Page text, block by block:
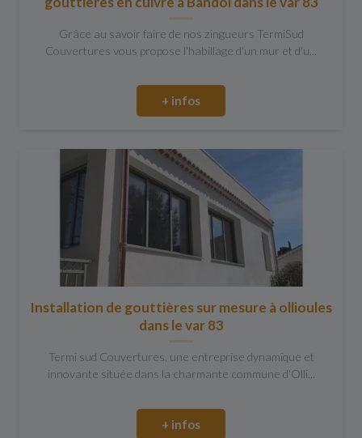
Grâce au savoir faire de nos zingueurs TermiSud
Couvertures vous propose l'habillage d'un mur et d'u...
+ infos
Installation de gouttières sur mesure à ollioules
dans le var 83
Termi sud Couvertures, une entreprise dynamique et
innovante située dans la charmante commune d'Olli...
+ infos